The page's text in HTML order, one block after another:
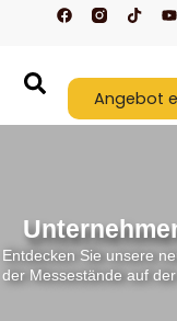
F
a
o
k
T
i
k
Y
o
b
e
Angebot
Entdecken Sie unsere
der Messestände auf